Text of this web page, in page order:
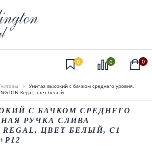
0 0 0
Унитаз высокий с бачком среднего уровня,
Regal, цвет белый
С БАЧКОМ СРЕДНЕГО
РУЧКА СЛИВА
REGAL, ЦВЕТ БЕЛЫЙ, C1